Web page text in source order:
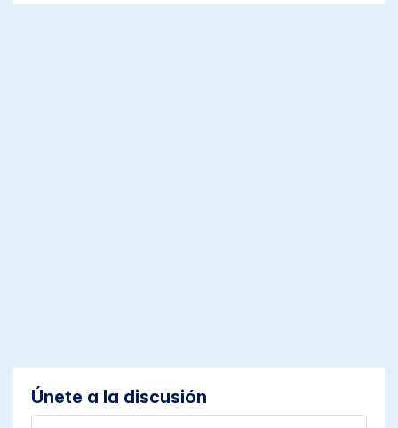
Únete a la discusión